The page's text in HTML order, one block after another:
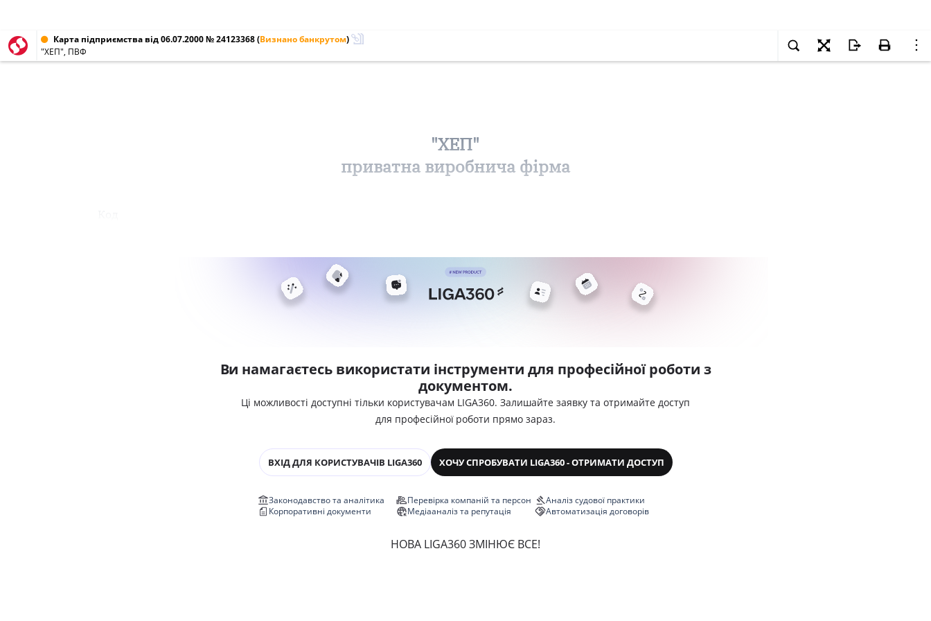
Карта підприємства від 06.07.2000 № 24123368(Визнано банкрутом)
"ХЕП", ПВФ
"ХЕП"
приватна виробнича фірма
Ви намагаєтесь використати інструменти для професійної роботи з
документом.
Ці можливості доступні тільки користувачам LIGA360. Залишайте заявку та отримайте доступ
для професійної роботи прямо зараз.
ВХІД ДЛЯ КОРИСТУВАЧІВ LIGA360 ХОЧУ СПРОБУВАТИ LIGA360 - ОТРИМАТИ ДОСТУП
Законодавство та аналітика
Корпоративні документи
Перевірка компаній та персон
Медіааналіз та репутація
Аналіз судової практики
Автоматизація договорів
НОВА LIGA360 ЗМІНЮЄ ВСЕ!